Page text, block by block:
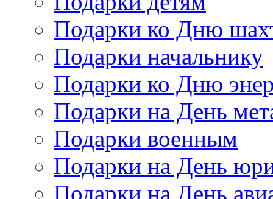
Подарки ко Дню
Подарки начальнику
Подарки ко Дню
Подарки на День
Подарки военным
Подарки на День
Подарки на День